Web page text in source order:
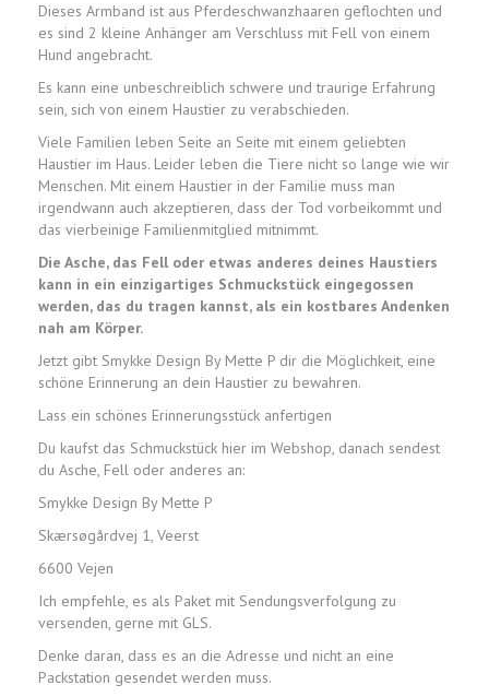
Dieses Armband ist aus Pferdeschwanzhaaren geflochten und
es sind 2 kleine Anhänger am Verschluss mit Fell von einem
Hund angebracht.
Es kann eine unbeschreiblich schwere und traurige Erfahrung
sein, sich von einem Haustier zu verabschieden.
Viele Familien leben Seite an Seite mit einem geliebten
Haustier im Haus. Leider leben die Tiere nicht so lange wie wir
Menschen. Mit einem Haustier in der Familie muss man
irgendwann auch akzeptieren, dass der Tod vorbeikommt und
das vierbeinige Familienmitglied mitnimmt.
Die Asche, das Fell oder etwas anderes deines Haustiers
kann in ein einzigartiges Schmuckstück eingegossen
werden, das du tragen kannst, als ein kostbares Andenken
nah am Körper.
Jetzt gibt Smykke Design By Mette P dir die Möglichkeit, eine
schöne Erinnerung an dein Haustier zu bewahren.
Lass ein schönes Erinnerungsstück anfertigen
Du kaufst das Schmuckstück hier im Webshop, danach sendest
du Asche, Fell oder anderes an:
Smykke Design By Mette P
Skærsøgårdvej 1, Veerst
6600 Vejen
Ich empfehle, es als Paket mit Sendungsverfolgung zu
versenden, gerne mit GLS.
Denke daran, dass es an die Adresse und nicht an eine
Packstation gesendet werden muss.